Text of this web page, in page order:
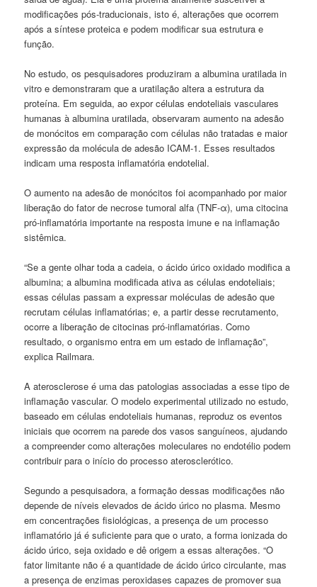
modificações pós-traducionais, isto é, alterações que ocorrem
após a síntese proteica e podem modificar sua estrutura e
função.
No estudo, os pesquisadores produziram a albumina uratilada in
vitro e demonstraram que a uratilação altera a estrutura da
proteína. Em seguida, ao expor células endoteliais vasculares
humanas à albumina uratilada, observaram aumento na adesão
de monócitos em comparação com células não tratadas e maior
expressão da molécula de adesão ICAM-1. Esses resultados
indicam uma resposta inflamatória endotelial.
O aumento na adesão de monócitos foi acompanhado por maior
liberação do fator de necrose tumoral alfa (TNF-α), uma citocina
pró-inflamatória importante na resposta imune e na inflamação
sistêmica.
“Se a gente olhar toda a cadeia, o ácido úrico oxidado modifica a
albumina; a albumina modificada ativa as células endoteliais;
essas células passam a expressar moléculas de adesão que
recrutam células inflamatórias; e, a partir desse recrutamento,
ocorre a liberação de citocinas pró-inflamatórias. Como
resultado, o organismo entra em um estado de inflamação”,
explica Railmara.
A aterosclerose é uma das patologias associadas a esse tipo de
inflamação vascular. O modelo experimental utilizado no estudo,
baseado em células endoteliais humanas, reproduz os eventos
iniciais que ocorrem na parede dos vasos sanguíneos, ajudando
a compreender como alterações moleculares no endotélio podem
contribuir para o início do processo aterosclerótico.
Segundo a pesquisadora, a formação dessas modificações não
depende de níveis elevados de ácido úrico no plasma. Mesmo
em concentrações fisiológicas, a presença de um processo
inflamatório já é suficiente para que o urato, a forma ionizada do
ácido úrico, seja oxidado e dê origem a essas alterações. “O
fator limitante não é a quantidade de ácido úrico circulante, mas
a presença de enzimas peroxidases capazes de promover sua